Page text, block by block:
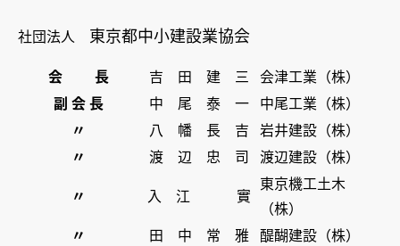
社団法人 東京都中小建設業協会
会 長 吉 田 建 三 会津工業（株）
副 会 長
中 尾 泰 一 中尾工業（株）
〃
八 幡 長 吉 岩井建設（株）
〃
渡 辺 忠 司 渡辺建設（株）
〃
入 江 實
東京機工土木
（株）
〃
田 中 常 雅 醍醐建設（株）